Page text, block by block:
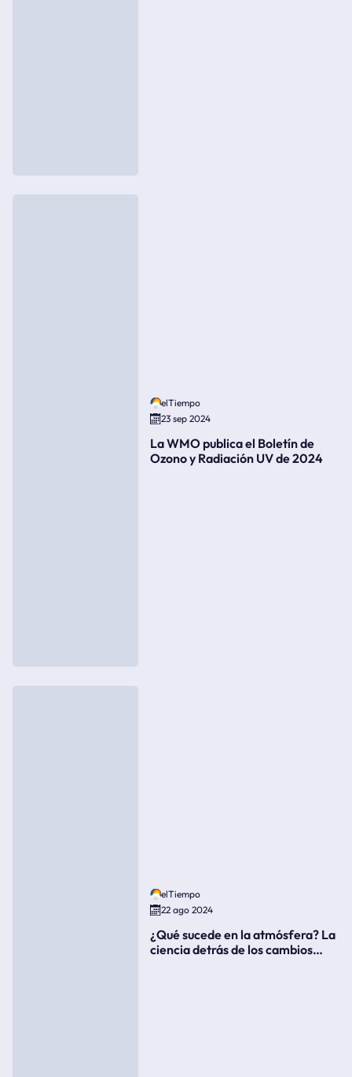
elTiempo
23 sep 2024
La WMO publica el Boletín de
Ozono y Radiación UV de 2024
elTiempo
22 ago 2024
¿Qué sucede en la atmósfera? La
ciencia detrás de los cambios